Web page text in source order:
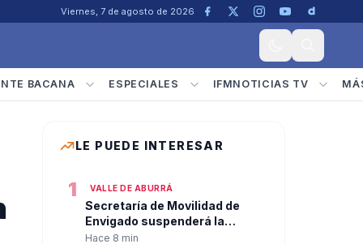
Viernes, 7 de agosto de 2026
BACANA ESPECIALES IFMNOTICIAS TV
LE PUEDE INTERESAR
1 VALLE DE ABURRÁ
Secretaría de Movilidad de
Envigado suspenderá la
atención al público mañana
Hace 8 min